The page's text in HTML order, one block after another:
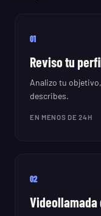
01
Reviso tu
Analizo tu
describes.
EN MENOS DE 24H
02
Videollamada